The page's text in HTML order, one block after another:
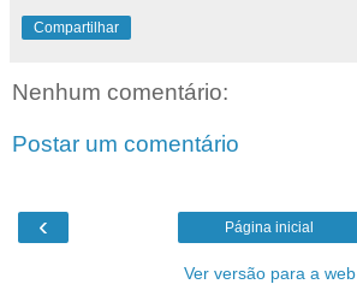
Compartilhar
Nenhum comentário:
Postar um comentário
‹ Página inicial
Ver versão para a web